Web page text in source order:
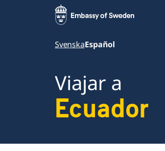
SvenskaEspañol
Viajar a
Ecuador